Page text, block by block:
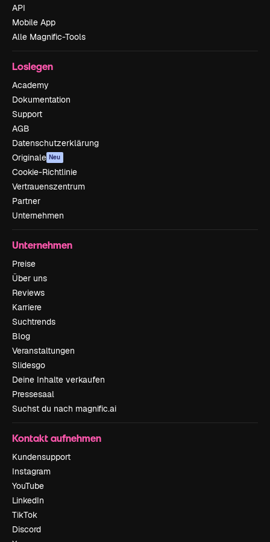
API
Mobile App
Alle Magnific-Tools
Loslegen
Academy
Dokumentation
Support
AGB
Datenschutzerklärung
Originale Neu
Cookie-Richtlinie
Vertrauenszentrum
Partner
Unternehmen
Unternehmen
Preise
Über uns
Reviews
Karriere
Suchtrends
Blog
Veranstaltungen
Slidesgo
Deine Inhalte verkaufen
Pressesaal
Suchst du nach magnific.ai
Kontakt aufnehmen
Kundensupport
Instagram
YouTube
LinkedIn
TikTok
Discord